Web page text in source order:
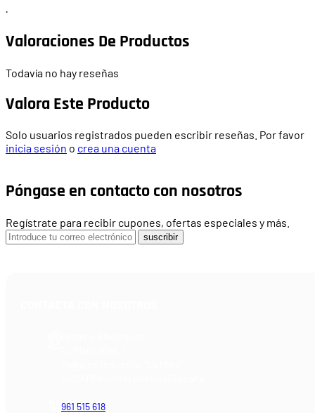
·
Valoraciones De Productos
Todavía no hay reseñas
Valora Este Producto
Solo usuarios registrados pueden escribir reseñas. Por favor
inicia sesión o crea una cuenta
Póngase en contacto con nosotros
Regístrate para recibir cupones, ofertas especiales y más.
suscribir
961 515 618